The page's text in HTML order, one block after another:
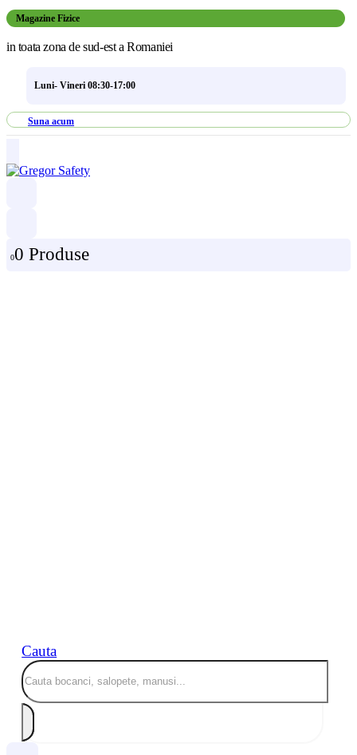
Magazine Fizice
in toata zona de sud-est a Romaniei
Luni- Vineri 08:30-17:00
Suna acum
00 Produse
Cauta